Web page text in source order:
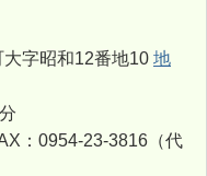
字昭和12番地10 地
：0954-23-3816（代